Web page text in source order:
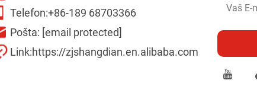
Telefon:+86-189 68703366
Pošta: [email protected]
Link:https://zjshangdian.en.alibaba.com